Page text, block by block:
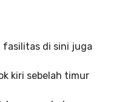
fasilitas di sini juga
kiri sebelah timur